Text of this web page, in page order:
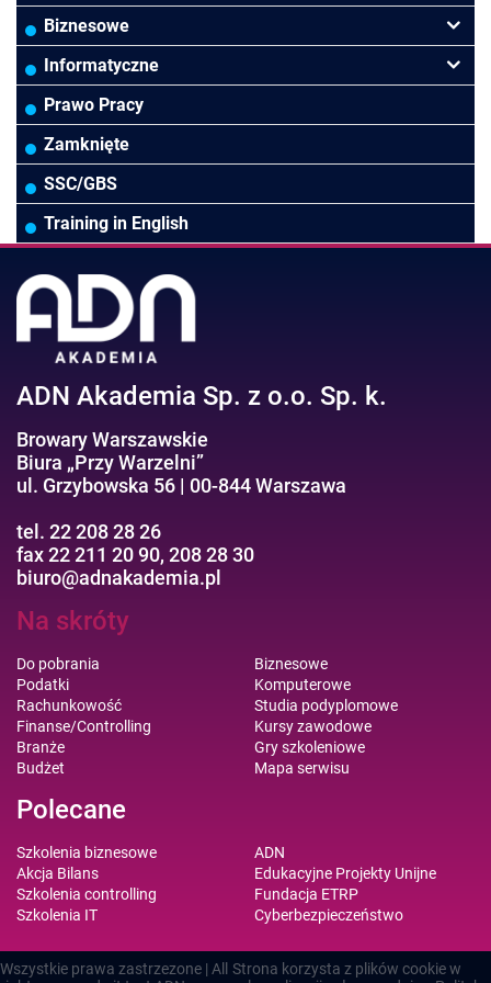
Finanse
Controlling
Rady Nadzorcze/Zarząd
Biura rachunkowe
Budownictwo/Deweloperka
HoReCa
TSL
Ubezpieczenia
Wodociągi/Kanalizacja
Pozostałe branże
Rachunkowość Budżetowa
Kadry i płace
Prawo
Podatki
Pozostałe
Biznesowe
Przywództwo/Zarządzanie
Zarządzanie projektami/Procesami
HR/Zarządzanie Kapitałem Ludzkim
Prawo pracy
Asystentka/Sekretarka
Efektywność osobista//Wellbeing
Informatyczne
MS Excel/Makra/VBA
Online Power BI/Power Query/Dashboardy
MS 365/SharePoint/Bazy danych
MS Project/Word/PowerPoint
Prawo Pracy
Zamknięte
SSC/GBS
Training in English
ADN Akademia Sp. z o.o. Sp. k.
Browary Warszawskie
Biura „Przy Warzelni”
ul. Grzybowska 56 | 00-844 Warszawa
tel. 22 208 28 26
fax 22 211 20 90, 208 28 30
biuro@adnakademia.pl
Na skróty
Do pobrania
Podatki
Rachunkowość
Finanse/Controlling
Branże
Budżet
Biznesowe
Komputerowe
Studia podyplomowe
Kursy zawodowe
Gry szkoleniowe
Mapa serwisu
Polecane
Szkolenia biznesowe
Akcja Bilans
Szkolenia controlling
Szkolenia IT
ADN
Edukacyjne Projekty Unijne
Fundacja ETRP
Cyberbezpieczeństwo
Wszystkie prawa zastrzezone | All
Strona korzysta z plików cookie w